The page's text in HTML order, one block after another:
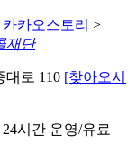
카카오스토리 >
재단
대로 110 [찾아오시
시간 운영/유료